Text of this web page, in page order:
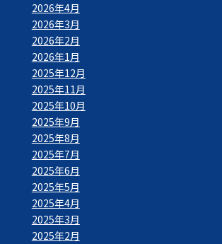
2026年4月
2026年3月
2026年2月
2026年1月
2025年12月
2025年11月
2025年10月
2025年9月
2025年8月
2025年7月
2025年6月
2025年5月
2025年4月
2025年3月
2025年2月